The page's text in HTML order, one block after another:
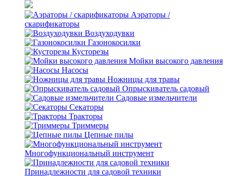
Аэраторы /
скарификаторы
Воздуходувки
Газонокосилки
Кусторезы
Мойки высокого давления
Насосы
Ножницы для травы
Опрыскиватель садовый
Садовые измельчители
Секаторы
Тракторы
Триммеры
Цепные пилы
Многофункциональный инструмент
Принадлежности для садовой техники